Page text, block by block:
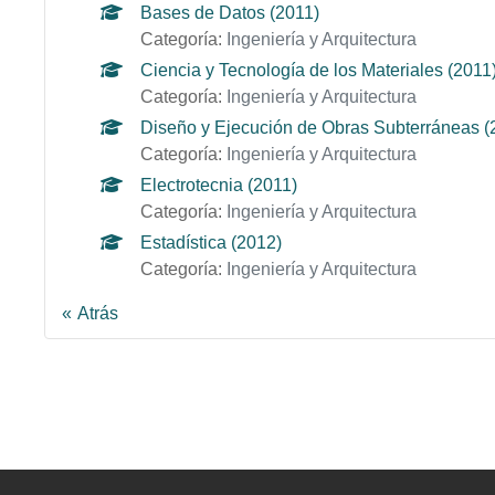
Bases de Datos (2011)
Categoría: Ingeniería y Arquitectura
Ciencia y Tecnología de los Materiales
Categoría: Ingeniería y Arquitectura
Diseño y Ejecución de Obras Subterráneas
Categoría: Ingeniería y Arquitectura
Electrotecnia (2011)
Categoría: Ingeniería y Arquitectura
Estadística (2012)
Categoría: Ingeniería y Arquitectura
Atrás